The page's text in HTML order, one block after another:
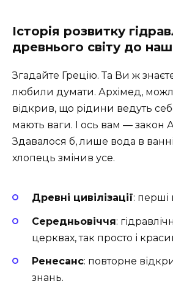
Історія розвитку
древнього світу до
Згадайте Грецію. Та Ви ж
любили думати. Архімед,
відкрив, що рідини ведуть
мають ваги. І ось вам — закон
Здавалося б, лише вода в
хлопець змінив усе.
Древні цивілізації: перші
Середньовіччя:
церквах, так просто і
Ренесанс: повторне
знань.